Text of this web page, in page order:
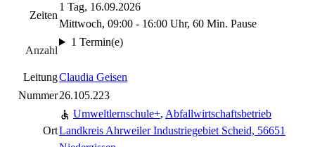
Zeiten
1 Tag, 16.09.2026
Mittwoch, 09:00 - 16:00 Uhr, 60 Min. Pause
Anzahl
1 Termin(e)
LeitungClaudia Geisen
Nummer26.105.223
Ort
Umweltlernschule+, Abfallwirtschaftsbetrieb
Landkreis Ahrweiler Industriegebiet Scheid, 56651